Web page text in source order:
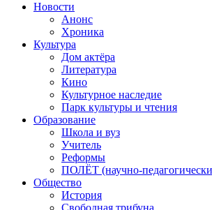
Новости
Анонс
Хроника
Культура
Дом актёра
Литература
Кино
Культурное наследие
Парк культуры и чтения
Образование
Школа и вуз
Учитель
Реформы
ПОЛЁТ (научно-
Общество
История